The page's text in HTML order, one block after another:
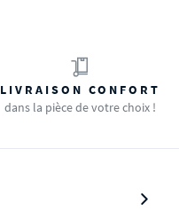
LIVRAISON CONFORT
dans la pièce de votre choix !